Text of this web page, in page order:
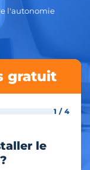
l'autonomie
gratuit
1 / 4
le